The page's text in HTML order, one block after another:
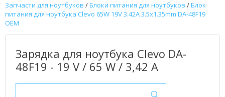
Запчасти для ноутбуков /Блоки питания для ноутбуков /Блок
питания для ноутбука Clevo 65W 19V 3.42A 3.5x1.35mm DA-48F19
OEM
Зарядка для ноутбука Clevo DA-
48F19 - 19 V / 65 W / 3,42 А